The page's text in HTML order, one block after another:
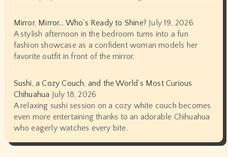
Mirror, Mirror… Who’s Ready to Shine? July 19, 2026
A stylish afternoon in the bedroom turns into a fun
fashion showcase as a confident woman models her
favorite outfit in front of the mirror.
Sushi, a Cozy Couch, and the World’s Most Curious
Chihuahua July 18, 2026
A relaxing sushi session on a cozy white couch becomes
even more entertaining thanks to an adorable Chihuahua
who eagerly watches every bite.